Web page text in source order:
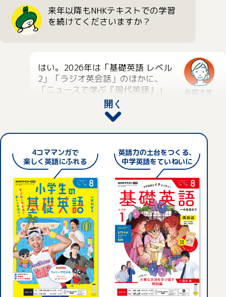
キストを持っていくのはかなり効果的です
ね。そういったご家族のサポートが、毎日の
励みになっていることと思います。
きるので、本当に助かっています。
基礎英語 レベル2」では、「英文翻訳教室」
を毎月楽しみに読んでいました。巻末の「今
月の復習＆チャレンジドリル」も毎月の復習
に使っています。
来年以降もNHKテキストでの学習
を続けてくださいますか？
お母さま
はい。2026年は「基礎英語 レベル
2」「ラジオ英会話」のほかに、
「ニュースで学ぶ『現代英語』」
（※放送テキストはありません）に
も挑戦してみようと話しています。今のうち
に英語を習慣的に勉強しておくことで、大学
受験に向けて特別な対策をしなくても、自然
と点数を取れるようになるといいなと思いま
す。本人はまだピンと来ていないようです
が、きっと受験期になったら、「お母さんが
言っていた通り、NHKテキストを続けていて
よかった」と感じてくれると信じています。
それから、今度息子と海外に遊びに行って、
自分たちの英語がどこまで現地で通用するの
か、チャレンジしてみたいと考えています。
最終的には、日本語と同じくらい、英語を操
れる人になってほしいので。今はまだ、本人
も将来のことを想像できていないと思うので
すが、留学などの選択肢を含め、いつかやり
たいことが見つかったときにきちんと活かせ
開く
4コママンガで
楽しく英語にふれる
英語力の土台をつくる、
中学英語をていねいに